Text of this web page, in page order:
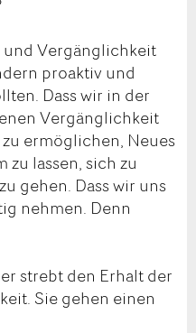
und Vergänglichkeit
proaktiv und
Dass wir in der
Vergänglichkeit
ermöglichen, Neues
zu lassen, sich zu
gehen. Dass wir uns
nehmen. Denn
strebt den Erhalt der
Sie gehen einen